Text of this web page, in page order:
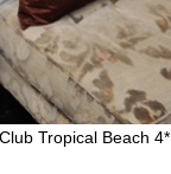
Tropical Beach